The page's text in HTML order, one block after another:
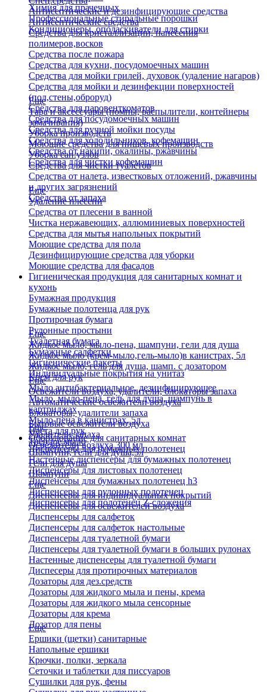
Химия для прачечных
Профессиональные стиральные порошки
Кондиционеры, ополаскиватели для стирки
Антисептические и дезинфицирующие средства
Антисептические средства
Средства для кристаллизации, нанесения
полимеров,восков
Средства после пожара
Средства для кухни, посудомоечных машин
Средства для мойки грилей, духовок (удаление нагаров)
Средства для мойки и дезинфекции поверхностей
(пол,стены,оброруд)
Средства для паровенткоматов
Средства для посудомоечных машин
Средства для ручной мойки посуды
Средства для холодильников, кофемашин
Средства от накипи, окалины, ржавчины
Средства для чистки кофемашин
Еще
Тара и аксессуары (помпы, распылители, контейнеры
замачивания)
Уборка производств
Моющие средства для пищевых производств
Уборка сан.узлов
Средства для чистки туалетов
Средства от налета, известковых отложений, ржавчины
и других загрязнений
Средства от запаха
Еще
Удаление плесени
Средства от плесени в ванной
Чистка нержавеющих, аллюминиевых поверхностей
Средства для мытья напольных покрытий
Моющие средства для пола
Дезинфицирующие средства для уборки
Моющие средства для фасадов
Гигиеническая продукция для санитарных комнат и
кухонь
Бумажная продукция
Бумажные полотенца для рук
Протирочная бумага
Рулонные простыни
Туалетная бумага
Бумажные салфетки
Гигиенические пакеты
Индивидуальные покрытия на унитаз
Еще
Жидкое мыло, мыло-пена, шампуни, гели для душа
Жидкое мыло (крем-мыло,гель-мыло)в канистрах, 5л
Жидкое мыло, гель для душа, шамп. с дозатором
Крем для рук
Мыло антибактериальное, дезинфицирующее
Мыло, мыло-пена, гель для душа, шампунь в
картриджах
Мыло-пена в канистрах, 5л
Паста для рук
Твердое мыло
Шампуни, гели для душа,5л
Гели для душа
Шампуни
Еще
Освежители воздуха, удалители, блокаторы запаха
Автоматические освежители воздуха
Блокаторы, удалители запаха
Бытовые освежители воздуха
Удалители запаха
Освежители воздуха 300 мл
Еще
Оборудование для санитарных комнат
Диспенсеры для бумажных полотенец
Настенные диспенсеры для бумажных полотенец
Диспенсеры для листовых полотенец
Диспенсеры для бумажных полотенец h3
Диспенсеры для рулонных полотенец
Диспенсеры для полотенец Z-сложения
Еще
Диспенсеры для индивидуальных покрытий
Диспенсеры для освежителей воздуха
Диспенсеры для салфеток
Диспенсеры для салфеток настольные
Диспенсеры для туалетной бумаги
Диспенсеры для туалетной бумаги в больших рулонах
Настенные диспенсеры для туалетной бумаги
Диспесеры для протирочных материалов
Дозаторы для дез.средств
Дозаторы для жидкого мыла и пены, крема
Дозаторы для жидкого мыла сенсорные
Дозаторы для крема
Дозатор для пены
Еще
Ершики (щетки) санитарные
Напольные ершики
Крючки, полки, зеркала
Сеточки и таблетки для писсуаров
Сушилки для рук, фены